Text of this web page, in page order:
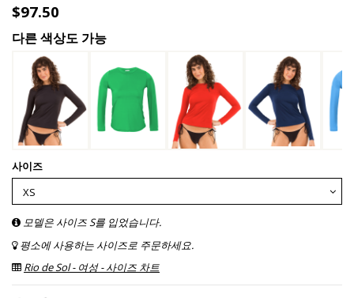
$97.50
다른 색상도 가능
사이즈
모델은 사이즈 S를 입었습니다.
평소에 사용하는 사이즈로 주문하세요.
Rio de Sol - 여성 - 사이즈 차트